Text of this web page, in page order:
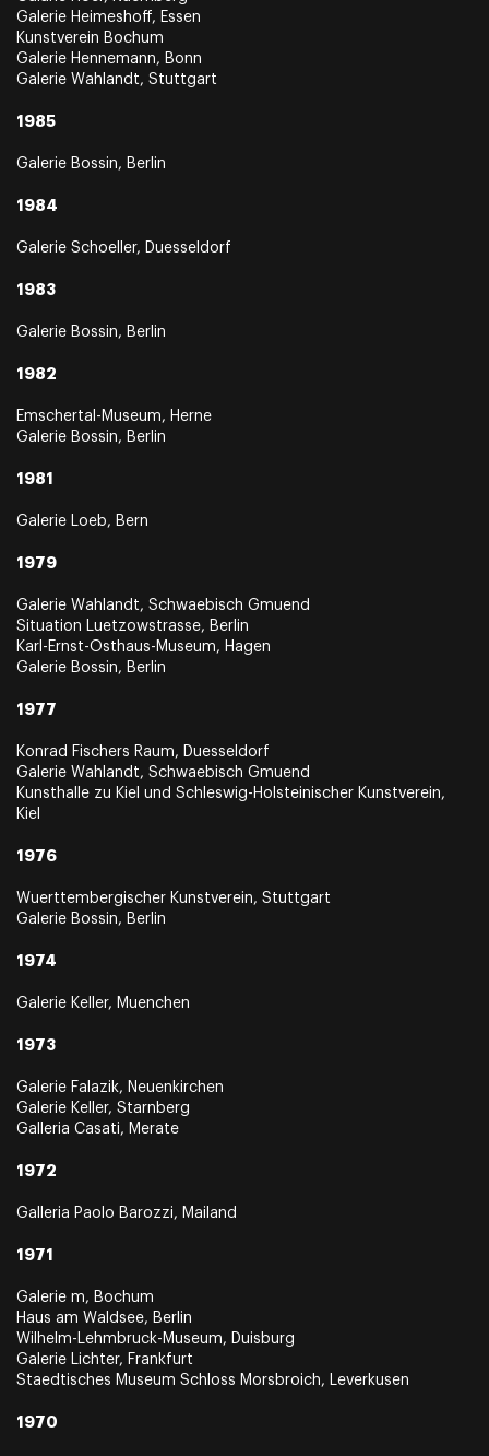
Galerie Heimeshoff, Essen
Kunstverein Bochum
Galerie Hennemann, Bonn
Galerie Wahlandt, Stuttgart
1985
Galerie Bossin, Berlin
1984
Galerie Schoeller, Duesseldorf
1983
Galerie Bossin, Berlin
1982
Emschertal-Museum, Herne
Galerie Bossin, Berlin
1981
Galerie Loeb, Bern
1979
Galerie Wahlandt, Schwaebisch Gmuend
Situation Luetzowstrasse, Berlin
Karl-Ernst-Osthaus-Museum, Hagen
Galerie Bossin, Berlin
1977
Konrad Fischers Raum, Duesseldorf
Galerie Wahlandt, Schwaebisch Gmuend
Kunsthalle zu Kiel und Schleswig-Holsteinischer Kunstverein,
Kiel
1976
Wuerttembergischer Kunstverein, Stuttgart
Galerie Bossin, Berlin
1974
Galerie Keller, Muenchen
1973
Galerie Falazik, Neuenkirchen
Galerie Keller, Starnberg
Galleria Casati, Merate
1972
Galleria Paolo Barozzi, Mailand
1971
Galerie m, Bochum
Haus am Waldsee, Berlin
Wilhelm-Lehmbruck-Museum, Duisburg
Galerie Lichter, Frankfurt
Staedtisches Museum Schloss Morsbroich, Leverkusen
1970